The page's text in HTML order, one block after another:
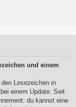
und einem
Lesezeichen in
einem Update. Seit
du kannst eine